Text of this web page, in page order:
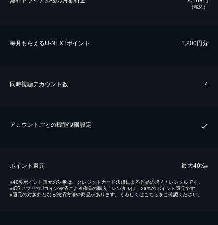
（税込）
毎⽉もらえるU-NEXTポイント 1,200円分
同時視聴アカウント数 4
アカウントごとの機能制限設定
ポイント還元 最⼤40%※
※40％ポイント還元の対象は、クレジットカード決済による作品の購入 / レンタルです。
※iOSアプリのUコイン決済による作品の購入 / レンタルは、20％のポイント還元です。
※還元の対象外となる決済方法や商品があります。くわしくはこちらをご確認ください。